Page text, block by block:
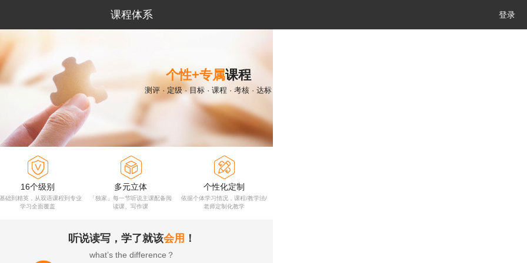
课程体系 登录
个性+专属课程
测评 · 定级 · 目标 · 课程 · 考核 · 达标

16个级别
础到精英，从双语课程到专业
学习全面覆盖

多元立体
「独家」每一节听说主课配备阅
读课、写作课

个性化定制
依据个体学习情况，课程/教学法/
老师定制化教学
听说读写，学了就该会用 ！
what’s the difference？